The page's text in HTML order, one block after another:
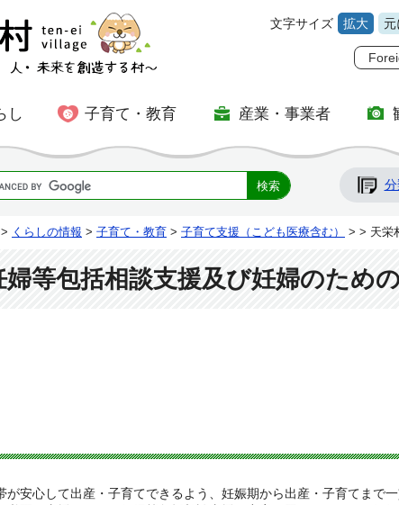
文字サイズ 拡大
し 子育て・教育 産業・事業者
> くらしの情報 > 子育て・教育 > 子育て支援（こども医療含む） > > 天栄
婦等包括相談支援及び妊婦のため
安心して出産・子育てできるよう、妊娠期から出産・子育てまで